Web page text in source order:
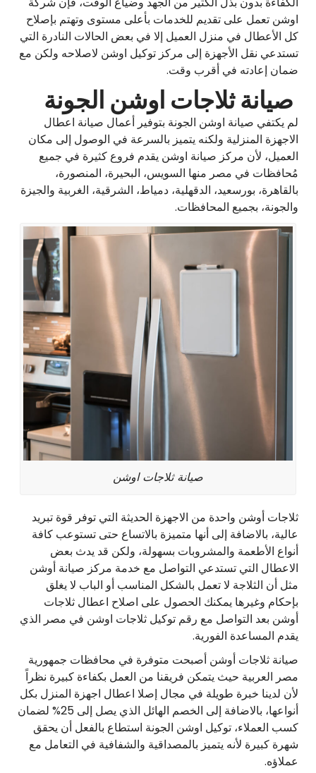
اوشن تعمل على تقديم للخدمات بأعلى مستوى وتهتم بإصلاح
كل الأعطال في منزل العميل إلا في بعض الحالات النادرة التي
تستدعي نقل الأجهزة إلى مركز توكيل اوشن لاصلاحه ولكن مع
ضمان إعادته في أقرب وقت.
صيانة ثلاجات اوشن الجونة
لم يكتفي صيانة اوشن الجونة بتوفير أعمال صيانة اعطال
الاجهزة المنزلية ولكنه يتميز بالسرعة في الوصول إلى مكان
العميل، لأن مركز صيانة اوشن يقدم فروع كثيرة في جميع
مُحافظات في مصر منها السويس، البحيرة، المنصورة،
بالقاهرة، بورسعيد، الدقهلية، دمياط، الشرقية، الغربية والجيزة
والجونة، بجميع المحافظات.
صيانة ثلاجات اوشن
ثلاجات أوشن واحدة من الاجهزة الحديثة التي توفر قوة تبريد
عالية، بالاضافة إلى أنها متميزة بالاتساع حتى تستوعب كافة
أنواع الأطعمة والمشروبات بسهولة، ولكن قد يدث بعض
الاعطال التي تستدعي التواصل مع خدمة مركز صيانة أوشن
مثل أن الثلاجة لا تعمل بالشكل المناسب أو الباب لا يغلق
بإحكام وغيرها يمكنك الحصول على اصلاح اعطال ثلاجات
أوشن بعد التواصل مع رقم توكيل ثلاجات اوشن في مصر الذي
يقدم المساعدة الفورية.
صيانة ثلاجات أوشن أصبحت متوفرة في محافظات جمهورية
مصر العربية حيث يتمكن فريقنا من العمل بكفاءة كبيرة نظراً
لأن لدينا خبرة طويلة في مجال إصلا اعطال اجهزة المنزل بكل
أنواعها، بالاضافة إلى الخصم الهائل الذي يصل إلى 25% لضمان
كسب العملاء، توكيل اوشن الجونة استطاع بالفعل أن يحقق
شهرة كبيرة لأنه يتميز بالمصداقية والشفافية في التعامل مع
عملاؤه.